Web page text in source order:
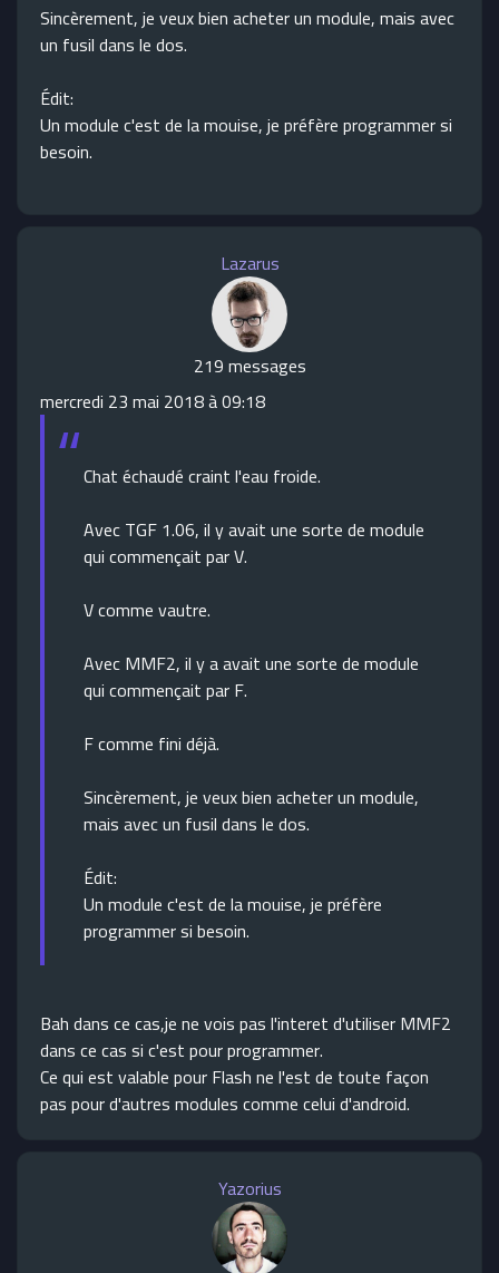
Sincèrement, je veux bien acheter un module, mais avec
un fusil dans le dos.
Édit:
Un module c'est de la mouise, je préfère programmer si
besoin.
Lazarus
219 messages
mercredi 23 mai 2018 à 09:18
Chat échaudé craint l'eau froide.
Avec TGF 1.06, il y avait une sorte de module
qui commençait par V.
V comme vautre.
Avec MMF2, il y a avait une sorte de module
qui commençait par F.
F comme fini déjà.
Sincèrement, je veux bien acheter un module,
mais avec un fusil dans le dos.
Édit:
Un module c'est de la mouise, je préfère
programmer si besoin.
Bah dans ce cas,je ne vois pas l'interet d'utiliser MMF2
dans ce cas si c'est pour programmer.
Ce qui est valable pour Flash ne l'est de toute façon
pas pour d'autres modules comme celui d'android.
Yazorius